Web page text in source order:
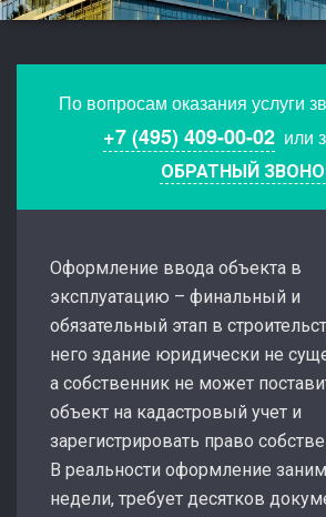
По вопросам оказания услуги
+7 (495) 409-00-02 или
ОБРАТНЫЙ
Оформление ввода объекта в
эксплуатацию – финальный и
обязательный этап в
него здание юридически не
а собственник не может
объект на кадастровый учет и
зарегистрировать право
В реальности оформление
недели, требует десятков